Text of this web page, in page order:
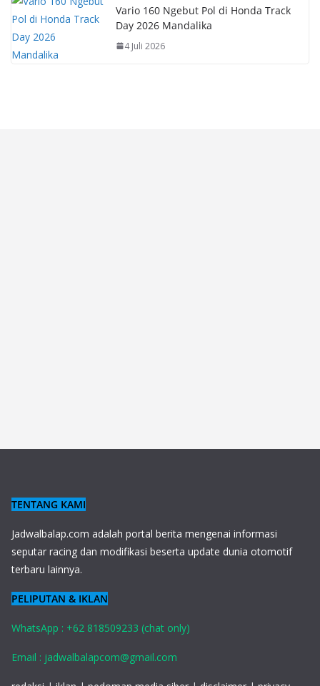
Vario 160 Ngebut Pol di Honda Track
Day 2026 Mandalika
4 Juli 2026
TENTANG KAMI
Jadwalbalap.com adalah portal berita mengenai informasi
seputar racing dan modifikasi beserta update dunia otomotif
terbaru lainnya.
PELIPUTAN & IKLAN
WhatsApp : +62 818509233 (chat only)
Email : jadwalbalapcom@gmail.com